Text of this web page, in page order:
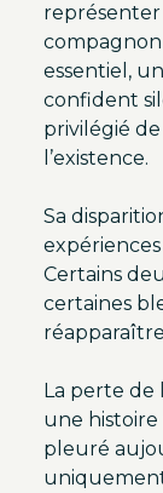
représenter
essentiel,
confident
privilégié
l’existence.
Sa
Certains
certaines
La perte de
une histoire
pleuré